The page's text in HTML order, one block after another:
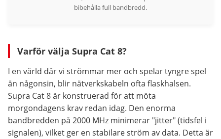
bibehålla full bandbredd.
Varför välja Supra Cat 8?
I en värld där vi strömmar mer och spelar tyngre spel
än någonsin, blir nätverkskabeln ofta flaskhalsen.
Supra Cat 8 är konstruerad för att möta
morgondagens krav redan idag. Den enorma
bandbredden på 2000 MHz minimerar "jitter" (tidsfel i
signalen), vilket ger en stabilare ström av data. Detta är